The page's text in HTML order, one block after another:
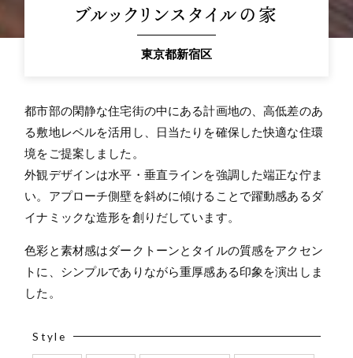
ブルックリンスタイルの家
東京都新宿区
都市部の閑静な住宅街の中にある計画地の、高低差のあ
る敷地レベルを活用し、日当たりを確保した快適な住環
境をご提案しました。
外観デザインは水平・垂直ラインを強調した端正な佇ま
い。アプローチ側壁を斜めに傾けることで躍動感あるダ
イナミックな造形を創りだしています。
色彩と素材感はダークトーンとタイルの質感をアクセン
トに、シンプルでありながら重厚感ある印象を演出しま
した。
Style